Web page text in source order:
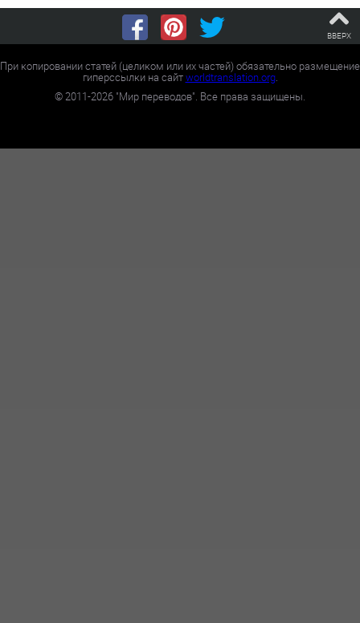
ВВЕРХ
При копировании статей (целиком или их частей) обязательно размещение
гиперссылки на сайтworldtranslation.org.
©2011-2026 "Мир переводов". Все права защищены.